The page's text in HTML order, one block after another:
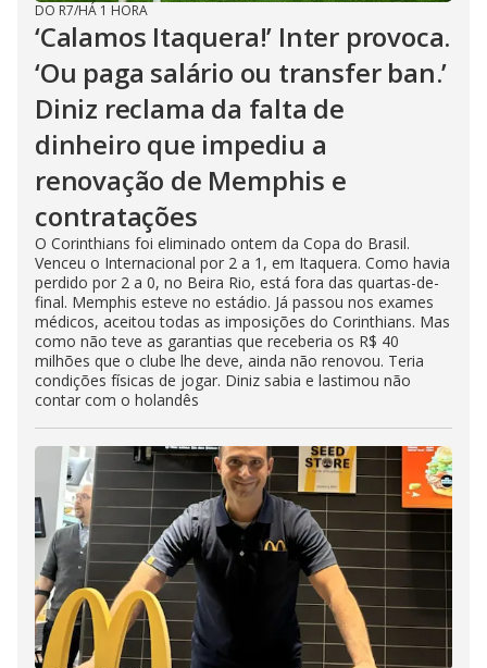
DO R7/HÁ 1 HORA
‘Calamos Itaquera!’ Inter provoca.
‘Ou paga salário ou transfer ban.’
Diniz reclama da falta de
dinheiro que impediu a
renovação de Memphis e
contratações
O Corinthians foi eliminado ontem da Copa do Brasil.
Venceu o Internacional por 2 a 1, em Itaquera. Como havia
perdido por 2 a 0, no Beira Rio, está fora das quartas-de-
final. Memphis esteve no estádio. Já passou nos exames
médicos, aceitou todas as imposições do Corinthians. Mas
como não teve as garantias que receberia os R$ 40
milhões que o clube lhe deve, ainda não renovou. Teria
condições físicas de jogar. Diniz sabia e lastimou não
contar com o holandês